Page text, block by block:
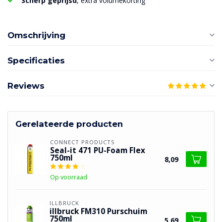
Omschrijving
Specificaties
Reviews
Gerelateerde producten
CONNECT PRODUCTS
Seal-it 471 PU-Foam Flex
750ml
Op voorraad
8,09
ILLBRUCK
illbruck FM310 Purschuim
750ml 5,69